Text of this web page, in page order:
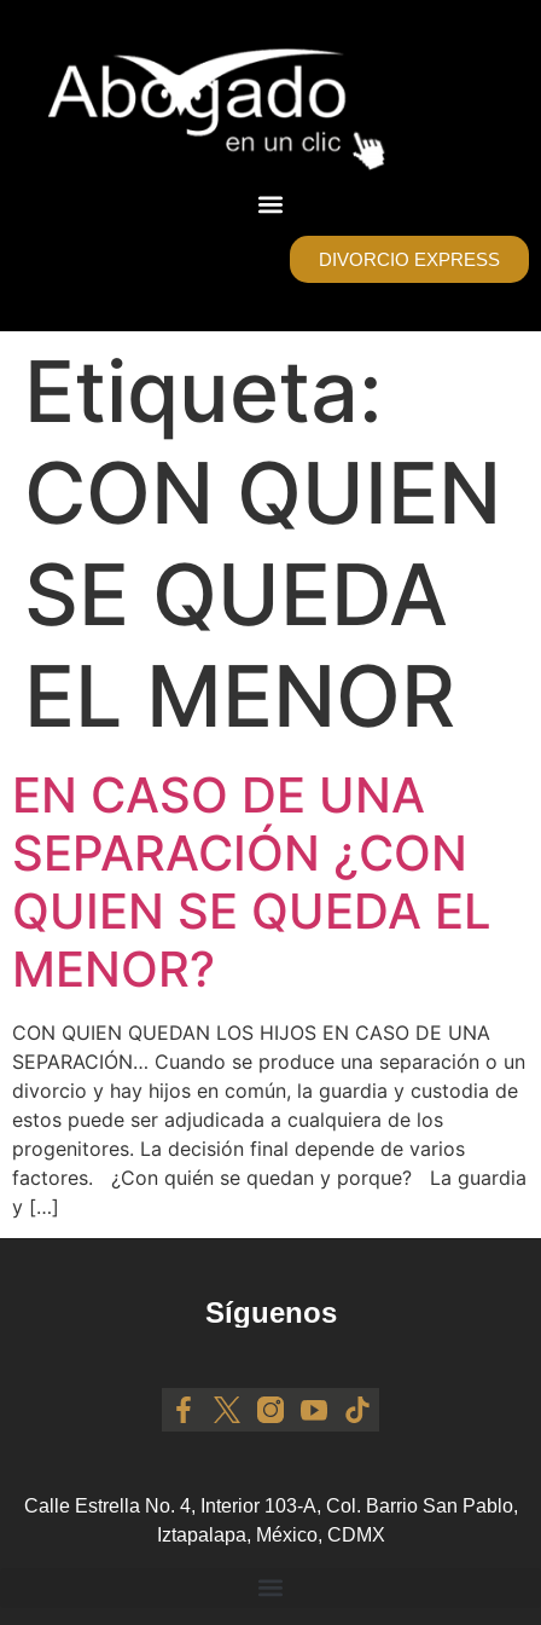
DIVORCIO EXPRESS
Etiqueta:
CON QUIEN
SE QUEDA
EL MENOR
EN CASO DE UNA
SEPARACIÓN ¿CON
QUIEN SE QUEDA EL
MENOR?
CON QUIEN QUEDAN LOS HIJOS EN CASO DE UNA
SEPARACIÓN… Cuando se produce una separación o un
divorcio y hay hijos en común, la guardia y custodia de
estos puede ser adjudicada a cualquiera de los
progenitores. La decisión final depende de varios
factores. ¿Con quién se quedan y porque? La guardia
y […]
Síguenos
Calle Estrella No. 4, Interior 103-A, Col. Barrio San Pablo,
Iztapalapa, México, CDMX